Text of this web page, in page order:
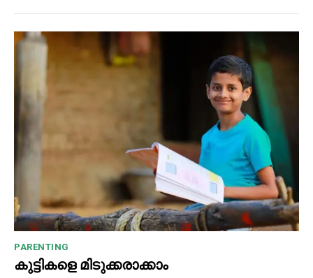
PARENTING
കുട്ടികളെ മിടുക്കരാക്കാം